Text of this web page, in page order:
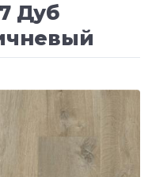
Дуб